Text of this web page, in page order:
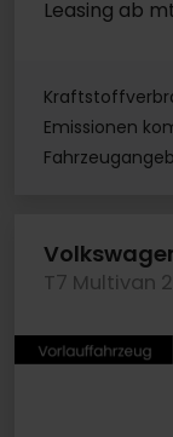
Leasing ab
Emissionen
T7 Multivan